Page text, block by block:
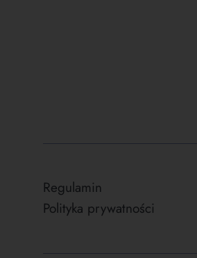
Regulamin
Polityka prywatności